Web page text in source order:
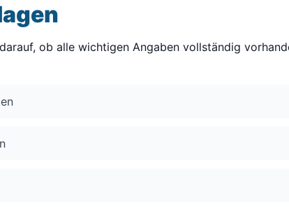
ob alle wichtigen Angaben vollständig